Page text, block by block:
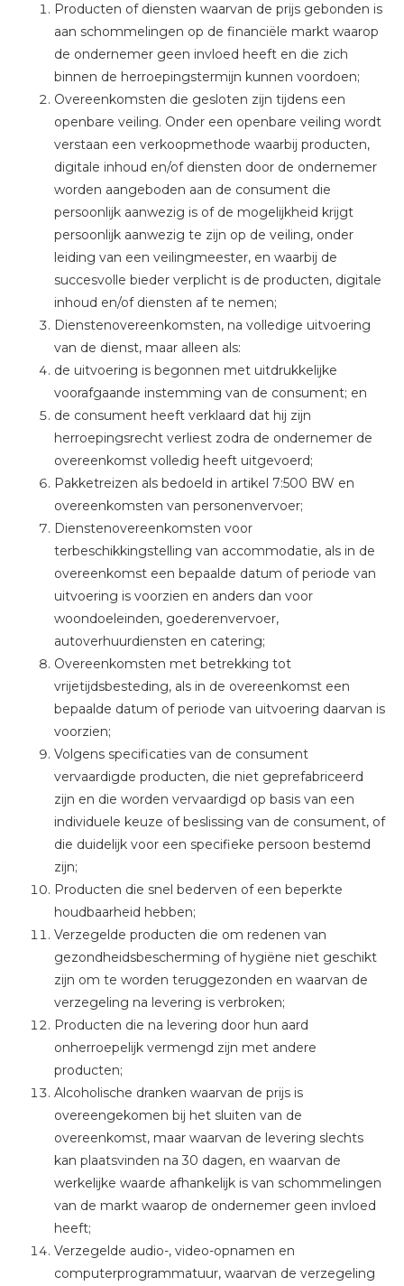
Producten of diensten waarvan de prijs gebonden is
aan schommelingen op de financiële markt waarop
de ondernemer geen invloed heeft en die zich
binnen de herroepingstermijn kunnen voordoen;
Overeenkomsten die gesloten zijn tijdens een
openbare veiling. Onder een openbare veiling wordt
verstaan een verkoopmethode waarbij producten,
digitale inhoud en/of diensten door de ondernemer
worden aangeboden aan de consument die
persoonlijk aanwezig is of de mogelijkheid krijgt
persoonlijk aanwezig te zijn op de veiling, onder
leiding van een veilingmeester, en waarbij de
succesvolle bieder verplicht is de producten, digitale
inhoud en/of diensten af te nemen;
Dienstenovereenkomsten, na volledige uitvoering
van de dienst, maar alleen als:
de uitvoering is begonnen met uitdrukkelijke
voorafgaande instemming van de consument; en
de consument heeft verklaard dat hij zijn
herroepingsrecht verliest zodra de ondernemer de
overeenkomst volledig heeft uitgevoerd;
Pakketreizen als bedoeld in artikel 7:500 BW en
overeenkomsten van personenvervoer;
Dienstenovereenkomsten voor
terbeschikkingstelling van accommodatie, als in de
overeenkomst een bepaalde datum of periode van
uitvoering is voorzien en anders dan voor
woondoeleinden, goederenvervoer,
autoverhuurdiensten en catering;
Overeenkomsten met betrekking tot
vrijetijdsbesteding, als in de overeenkomst een
bepaalde datum of periode van uitvoering daarvan is
voorzien;
Volgens specificaties van de consument
vervaardigde producten, die niet geprefabriceerd
zijn en die worden vervaardigd op basis van een
individuele keuze of beslissing van de consument, of
die duidelijk voor een specifieke persoon bestemd
zijn;
Producten die snel bederven of een beperkte
houdbaarheid hebben;
Verzegelde producten die om redenen van
gezondheidsbescherming of hygiëne niet geschikt
zijn om te worden teruggezonden en waarvan de
verzegeling na levering is verbroken;
Producten die na levering door hun aard
onherroepelijk vermengd zijn met andere
producten;
Alcoholische dranken waarvan de prijs is
overeengekomen bij het sluiten van de
overeenkomst, maar waarvan de levering slechts
kan plaatsvinden na 30 dagen, en waarvan de
werkelijke waarde afhankelijk is van schommelingen
van de markt waarop de ondernemer geen invloed
heeft;
Verzegelde audio-, video-opnamen en
computerprogrammatuur, waarvan de verzegeling